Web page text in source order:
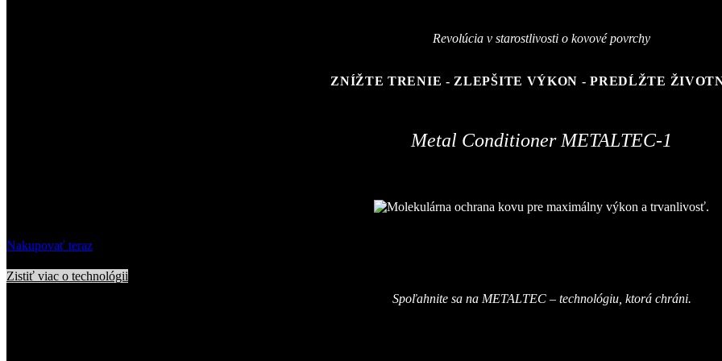
Revolúcia v starostlivosti o kovové povrchy
ZNÍŽTE TRENIE - ZLEPŠITE VÝKON - PREDĹŽTE
Metal Conditioner METALTEC-1
Nakupovať teraz
Zistiť viac o technológii
Spoľahnite sa na METALTEC – technológiu, ktorá chráni.